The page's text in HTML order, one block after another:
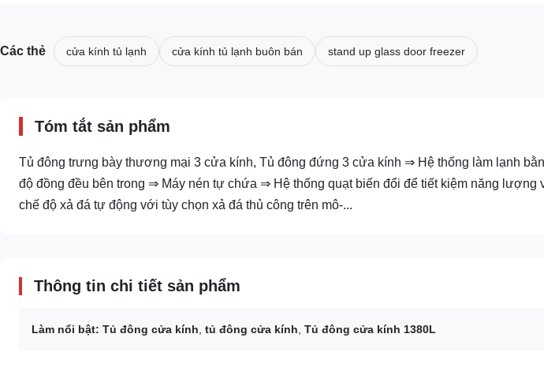
Các thẻ cửa kính tủ lạnh cửa kính tủ lạnh buôn bán stand up glass door freezer
Tóm tắt sản phẩm
Tủ đông trưng bày thương mại 3 cửa kính, Tủ đông đứng 3 cửa kính ⇒ Hệ thống làm lạnh
độ đồng đều bên trong ⇒ Máy nén tự chứa ⇒ Hệ thống quạt biến đổi để tiết kiệm năng lượng
chế độ xả đá tự động với tùy chọn xả đá thủ công trên mô-...
Thông tin chi tiết sản phẩm
Làm nổi bật: Tủ đông cửa kính, tủ đông cửa kính, Tủ đông cửa kính 1380L